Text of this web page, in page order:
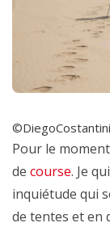
©DiegoCostantini
Pour le
de course. Je
inquiétude qui
de tentes et en